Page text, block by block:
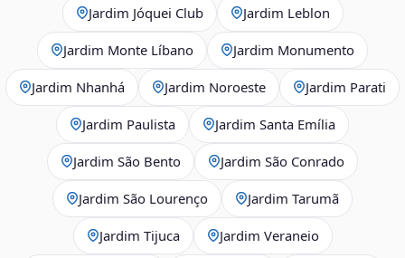
Jardim Jóquei Club Jardim Leblon
Jardim Monte Líbano Jardim Monumento
Jardim Nhanhá Jardim Noroeste Jardim Parati
Jardim Paulista Jardim Santa Emília
Jardim São Bento Jardim São Conrado
Jardim São Lourenço Jardim Tarumã
Jardim Tijuca Jardim Veraneio